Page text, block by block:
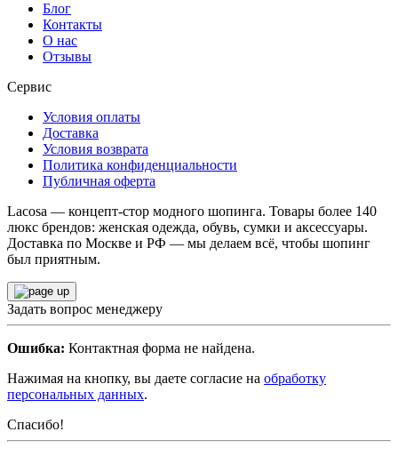
Блог
Контакты
О нас
Отзывы
Сервис
Условия оплаты
Доставка
Условия возврата
Политика конфиденциальности
Публичная оферта
Lacosa — концепт-стор модного шопинга. Товары более 140
люкс брендов: женская одежда, обувь, сумки и аксессуары.
Доставка по Москве и РФ — мы делаем всё, чтобы шопинг
был приятным.
Задать вопрос менеджеру
Ошибка: Контактная форма не найдена.
Нажимая на кнопку, вы даете согласие на обработку
персональных данных.
Спасибо!